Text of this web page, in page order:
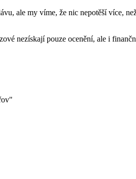
ale my víme, že nic nepotěší více,
nezískají pouze ocenění, ale i